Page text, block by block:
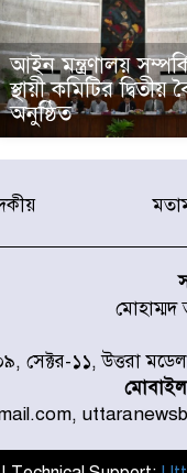
আইন মন্ত্রণালয়
স্থায়ী কমিটির দ্বিতীয়
অনুষ্ঠিত
মোহাম্মদ
সেক্টর-১১, উত্তরা
মোবাইল